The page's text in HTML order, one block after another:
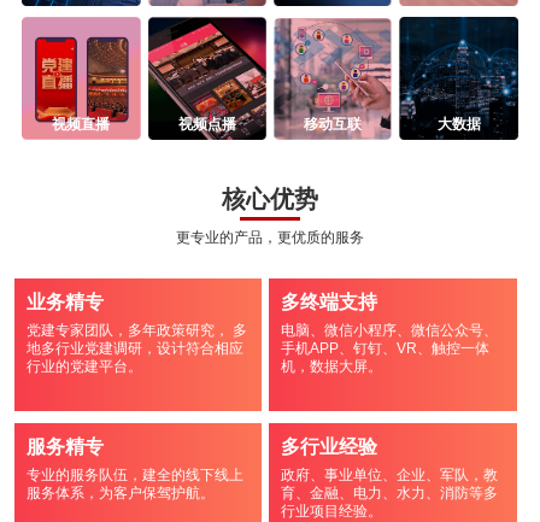
视频直播 视频点播 移动互联 大数据
核心优势
更专业的产品，更优质的服务
业务精专
党建专家团队，多年政策研究， 多
地多行业党建调研，设计符合相应
行业的党建平台。
多终端支持
电脑、微信小程序、微信公众号、
手机APP、钉钉、VR、触控一体
机，数据大屏。
服务精专
专业的服务队伍，建全的线下线上
服务体系，为客户保驾护航。
多行业经验
政府、事业单位、企业、军队，教
育、金融、电力、水力、消防等多
行业项目经验。